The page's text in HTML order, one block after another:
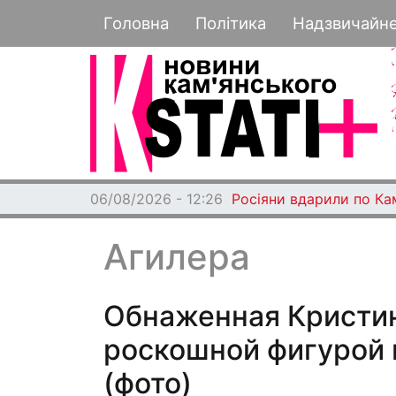
Основная навигация
Головна Політика
06/08/2026 - 12:26 Росіяни вдарили по
Агилера
Обнаженная
роскошной фигурой
(фото)